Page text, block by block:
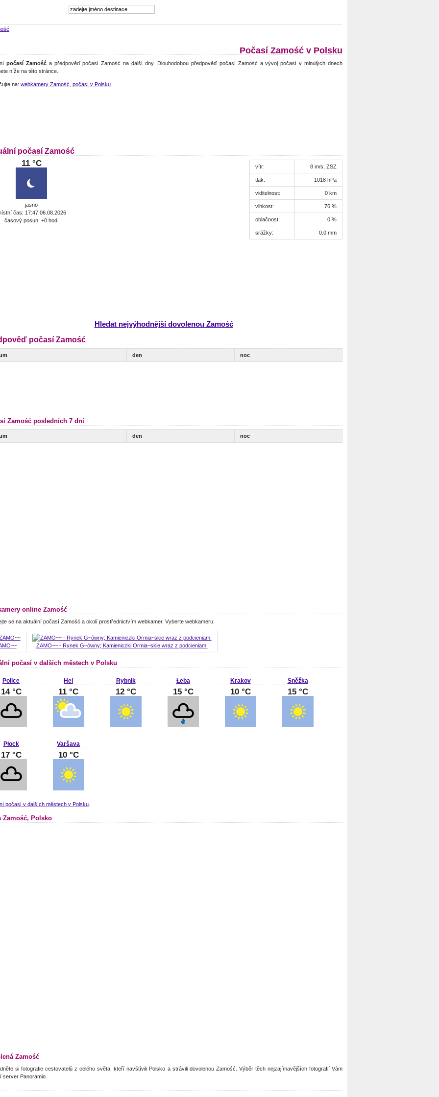
Počasí Zamość v Polsku
počasí Zamośća předpověď počasí Zamość na další dny. Dlouhodobou předpověď počasí Zamość a vývoj počasí v minulých dnech
níže na této stránce.
na: webkamery Zamość počasí v Polsku
počasí Zamość
11 °C
jasno
čas: 17:47 06.08.2026
časový posun: +0 hod.
vítr: 8 m/s, ZSZ
tlak: 1018 hPa
viditelnost: 0 km
vlhkost: 76 %
oblačnost: 0 %
srážky: 0.0 mm
Hledat nejvýhodnější dovolenou Zamość
počasí Zamość
den noc
Zamość posledních 7 dní
den noc
online Zamość
se na aktuální počasí Zamość a okolí prostřednictvím webkamer. Vyberte webkameru.
ZAMO~~ - Rynek G~ówny; Kamieniczki Ormia~skie wraz z podcieniam.
počasí v dalších městech v Polsku
Police
14 °C
Hel
11 °C
Rybnik
12 °C
Łeba
15 °C
Krakov
10 °C
Sněžka
15 °C
Płock
17 °C
Varšava
10 °C
počasí v dalších městech v Polsku
Zamość, Polsko
Zamość
si fotografie cestovatelů z celého světa, kteří navštívili Polsko a strávili dovolenou Zamość. Výběr těch nejzajímavějších fotografií Vám
server Panoramio.